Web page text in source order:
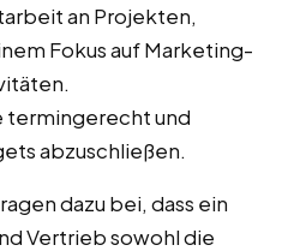
an Projekten,
Fokus auf Marketing-
termingerecht und
abzuschließen.
dazu bei, dass ein
Vertrieb sowohl die